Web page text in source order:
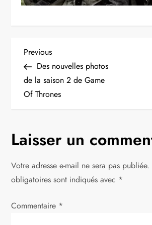
N
a
v
g
a
t
Previous
Post
Previous
Des nouvelles photos
de la saison 2 de Game
Of Thrones
Laisser un
Votre adresse e-mail ne sera pas publiée.
obligatoires sont indiqués avec *
Commentaire *